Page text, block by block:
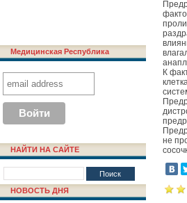
Медицинская Республика
НАЙТИ НА САЙТЕ
НОВОСТЬ ДНЯ
К
не